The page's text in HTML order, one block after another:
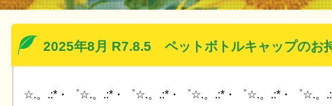
2025年8月 R7.8.5 ペットボトルキャップのお
☆.。.:*・゜☆.。.:*・゜☆.。.:*・゜☆.。.:*・゜☆.。.:*・゜☆.。